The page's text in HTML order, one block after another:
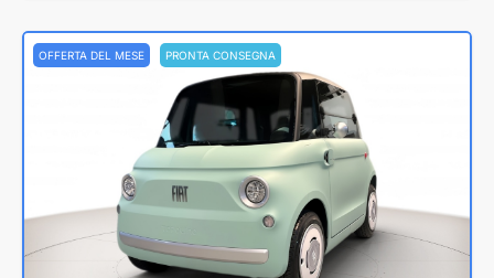
OFFERTA DEL MESE PRONTA CONSEGNA